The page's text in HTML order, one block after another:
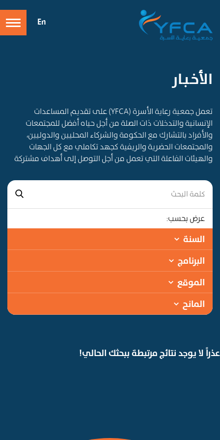
En
الأخـبـار
تعمل جمعية رعاية الأسرة (YFCA) على تقديم المساعدات
الإنسانية والتدخلات ذات الصلة من أجل حياه أفضل للمجتمعات
والأفراد بالتشارك مع الحكومة والشركاء المحليين والدوليين،
والمجتمعات الحضرية والريفية كجهد تكاملي مع كل الجهات
والهيئات الفاعلة التي تعمل من أجل التوصل إلى أهداف مشتركة
عرض بحسب:
السنة
البرنامج
الموقع
المانح
عذراً لا يوجد نتائج مرتبطة ببحثك الحالي!